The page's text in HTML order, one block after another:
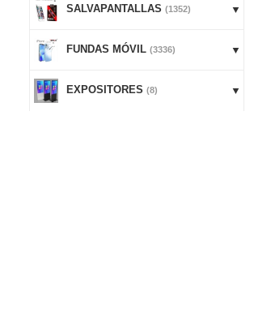
SALVAPANTALLAS (1352)
FUNDAS MÓVIL (3336)
EXPOSITORES (8)
C/IVA: 5.25 € -1u/c C/IVA: